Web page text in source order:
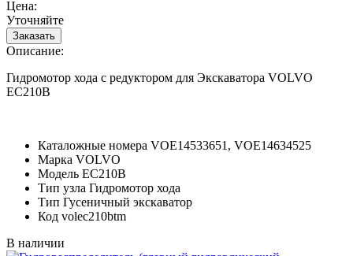
Цена:
Уточняйте
Описание:
Гидромотор хода с редуктором для Экскаватора VOLVO
EC210B
Каталожные номера VOE14533651, VOE14634525
Марка VOLVO
Модель EC210B
Тип узла Гидромотор хода
Тип Гусеничный экскаватор
Код volec210btm
В наличии